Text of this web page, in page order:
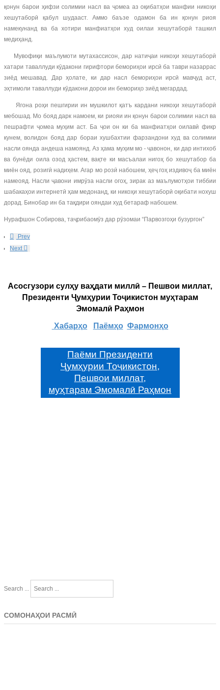
қонун барои ҳифзи солимии насл ва ҷомеа аз оқибатҳои манфии никоҳи
хешутаборӣ қабул шудааст. Аммо баъзе одамон ба ин қонун риоя
намекунанд ва ба хотири манфиатҳои худ оилаи хешутаборӣ ташкил
медиҳанд.
Мувофиқи маълумоти мутахассисон, дар натиҷаи никоҳи хешутаборӣ
хатари таваллуди кӯдакони гирифтори бемориҳои ирсӣ ба таври назаррас
зиёд мешавад. Дар ҳолате, ки дар насл бемориҳои ирсӣ мавҷуд аст,
эҳтимоли таваллуди кӯдакони дорои ин бемориҳо зиёд мегардад.
Ягона роҳи пешгирии ин мушкилот қатъ кардани никоҳи хешутаборӣ
мебошад. Мо бояд дарк намоем, ки риояи ин қонун барои солимии насл ва
пешрафти ҷомеа муҳим аст. Ба ҷои он ки ба манфиатҳои оилавӣ фикр
кунем, волидон бояд дар бораи хушбахтии фарзандони худ ва солимии
насли оянда андеша намоянд. Аз ҳама муҳим мо - ҷавонон, ки дар интихоб
ва бунёди оила озод ҳастем, вақте ки масъалаи нигоҳ бо хешутабор ба
миён ояд, розигӣ надиҳем. Агар мо розӣ набошем, ҳеҷ гоҳ издивоҷ ба миён
намеояд. Насли ҷавони имрӯза насли огоҳ, зирак аз маълумотҳои тиббии
шабакаҳои интернетӣ ҳам медонанд, ки никоҳи хешутаборӣ оқибати нохуш
дорад. Бинобар ин ба тақдири ояндаи худ бетараф набошем.
Нурафшон Собирова, таҷрибаомӯз дар рӯзомаи “Парвозгоҳи бузургон”
Prev
Next
Асосгузори сулҳу ваҳдати миллӣ – Пешвои миллат,
Президенти Ҷумҳурии Тоҷикистон муҳтарам
Эмомалӣ Раҳмон
Хабарҳо Паёмҳо Фармонҳо
Паёми Президенти
Ҷумҳурии Тоҷикистон,
Пешвои миллат,
муҳтарам Эмомалӣ Раҳмон
Search ...
СОМОНАҲОИ РАСМӢ